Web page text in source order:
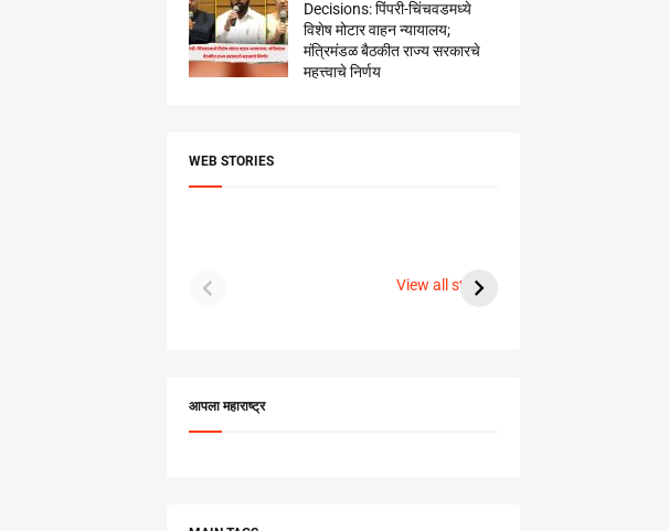
Decisions: पिंपरी-चिंचवडमध्ये
विशेष मोटार वाहन न्यायालय;
मंत्रिमंडळ बैठकीत राज्य सरकारचे
महत्त्वाचे निर्णय
WEB STORIES
View all stories
पूजा सावंत ने गुपचूप
उरकला साखरपुडा.
2023
आपला महाराष्ट्र